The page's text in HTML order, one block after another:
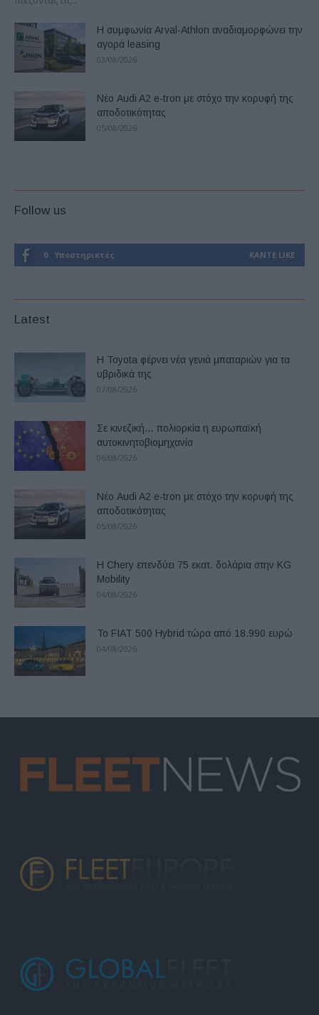
Η συμφωνία Arval-Athlon αναδιαμορφώνει την
αγορά leasing
03/08/2026
Νέο Audi A2 e-tron με στόχο την κορυφή της
αποδοτικότητας
05/08/2026
Follow us
0 Υποστηρικτές ΚΆΝΤΕ LIKE
Latest
Η Toyota φέρνει νέα γενιά μπαταριών για τα
υβριδικά της
07/08/2026
Σε κινεζική… πολιορκία η ευρωπαϊκή
αυτοκινητοβιομηχανία
06/08/2026
Νέο Audi A2 e-tron με στόχο την κορυφή της
αποδοτικότητας
05/08/2026
Η Chery επενδύει 75 εκατ. δολάρια στην KG
Mobility
04/08/2026
Το FIAT 500 Hybrid τώρα από 18.990 ευρώ
04/08/2026